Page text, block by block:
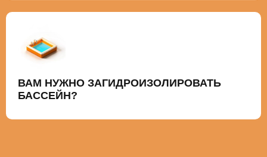
ВАМ НУЖНО ЗАГИДРОИЗОЛИРОВАТЬ
БАССЕЙН?